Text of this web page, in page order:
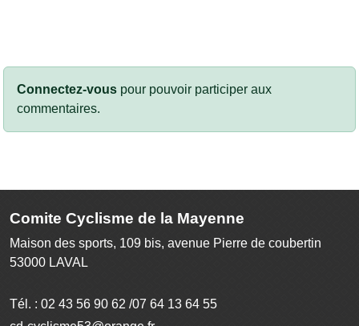
Connectez-vous pour pouvoir participer aux
commentaires.
Comite Cyclisme de la Mayenne
Maison des sports, 109 bis, avenue Pierre de coubertin
53000 LAVAL
Tél. : 02 43 56 90 62 /07 64 13 64 55